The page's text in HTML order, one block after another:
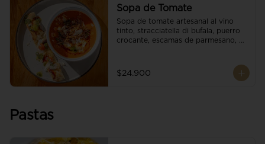
Sopa de Tomate
Sopa de tomate artesanal al vino
tinto, stracciatella di bufala, puerro
crocante, escamas de parmesano,
Acompañado de un tostón de pan
focaccia.
$24.900
Pastas